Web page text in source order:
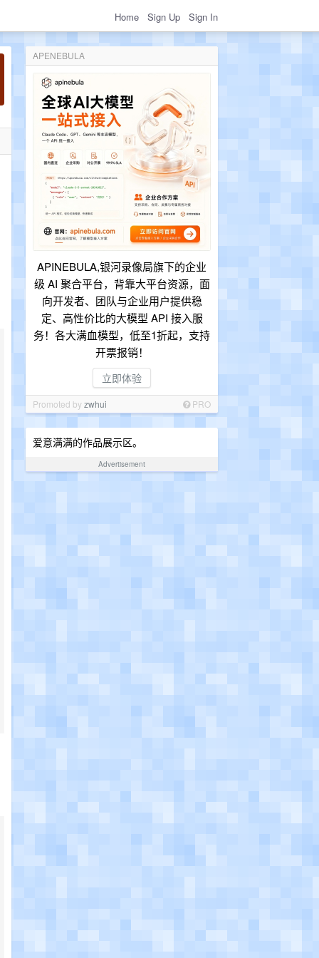
Home Sign Up Sign In
APENEBULA
APINEBULA,银河录像局旗下的企业
级 AI 聚合平台，背靠大平台资源，面
向开发者、团队与企业用户提供稳
定、高性价比的大模型 API 接入服
务！各大满血模型，低至1折起，支持
开票报销！
立即体验
Promoted byzwhui PRO
爱意满满的作品展示区。
Advertisement